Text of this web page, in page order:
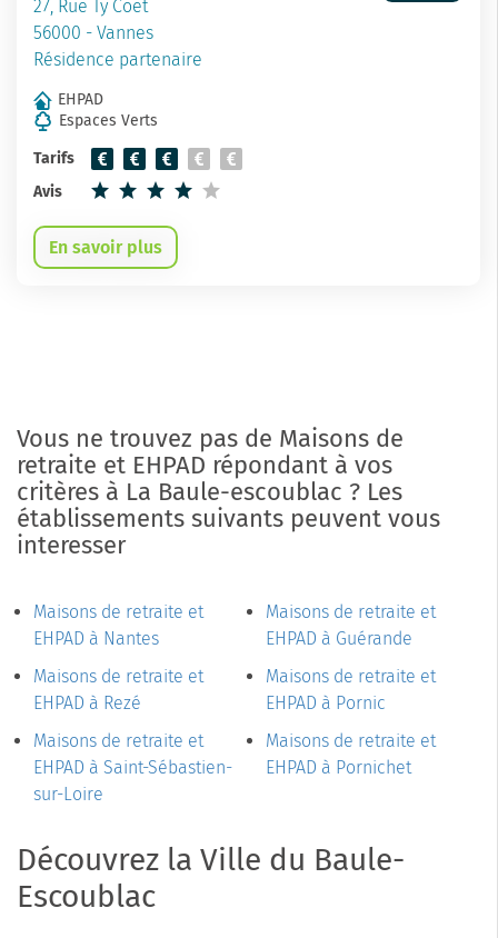
27, Rue Ty Coet
56000 - Vannes
Résidence partenaire
EHPAD
Espaces Verts
Tarifs
Avis
En savoir plus
Vous ne trouvez pas de Maisons de
retraite et EHPAD répondant à vos
critères à La Baule-escoublac ? Les
établissements suivants peuvent vous
interesser
Maisons de retraite et
EHPAD à Nantes
Maisons de retraite et
EHPAD à Rezé
Maisons de retraite et
EHPAD à Saint-Sébastien-
sur-Loire
Maisons de retraite et
EHPAD à Guérande
Maisons de retraite et
EHPAD à Pornic
Maisons de retraite et
EHPAD à Pornichet
Découvrez la Ville du Baule-
Escoublac